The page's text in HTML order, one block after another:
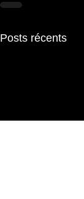
Posts récents